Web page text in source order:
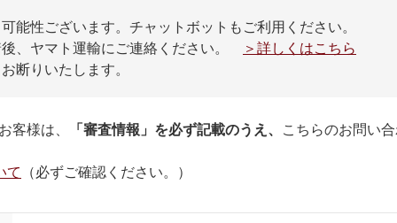
能性ございます。チャットボットもご利用ください。
、ヤマト運輸にご連絡ください。
＞詳しくはこちら
断りいたします。
様は、 「審査情報」を必ず記載のうえ、 こちらのお問い
て （必ずご確認ください。）